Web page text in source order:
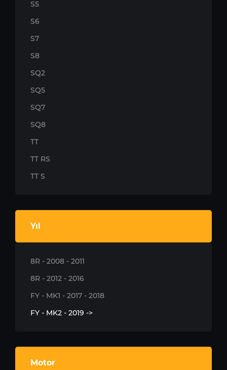
S5
S6
S7
S8
SQ2
SQ5
SQ7
SQ8
TT
TT RS
TT S
Yıl
8R - 2008 - 2011
8R - 2012 - 2016
FY - MK1 - 2017 - 2018
FY - MK2 - 2019 ->
Motor